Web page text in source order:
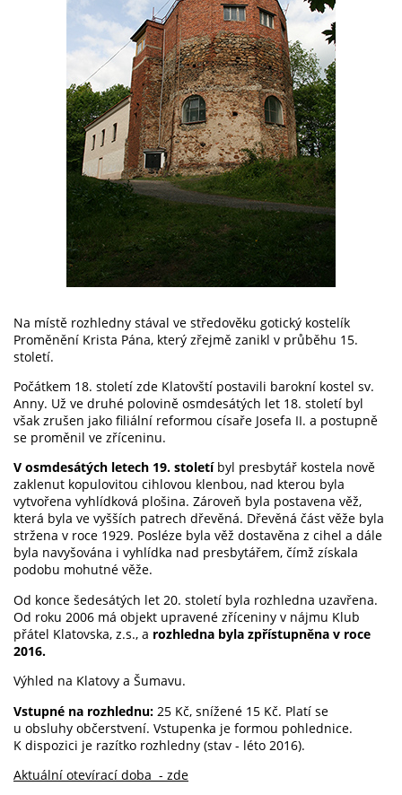
Na místě rozhledny stával ve středověku gotický kostelík
Proměnění Krista Pána, který zřejmě zanikl v průběhu 15.
století.
Počátkem 18. století zde Klatovští postavili barokní kostel sv.
Anny. Už ve druhé polovině osmdesátých let 18. století byl
však zrušen jako filiální reformou císaře Josefa II. a postupně
se proměnil ve zříceninu.
V osmdesátých letech 19. stoletíbyl presbytář kostela nově
zaklenut kopulovitou cihlovou klenbou, nad kterou byla
vytvořena vyhlídková plošina. Zároveň byla postavena věž,
která byla ve vyšších patrech dřevěná. Dřevěná část věže byla
stržena v roce 1929. Posléze byla věž dostavěna z cihel a dále
byla navyšována i vyhlídka nad presbytářem, čímž získala
podobu mohutné věže.
Od konce šedesátých let 20. století byla rozhledna uzavřena.
Od roku 2006 má objekt upravené zříceniny v nájmu Klub
přátel Klatovska, z.s., a rozhledna byla zpřístupněna v roce
2016.
Výhled na Klatovy a Šumavu.
Vstupné na rozhlednu: 25 Kč, snížené 15 Kč. Platí se
u obsluhy občerstvení. Vstupenka je formou pohlednice.
K dispozici je razítko rozhledny (stav - léto 2016).
Aktuální otevírací doba - zde